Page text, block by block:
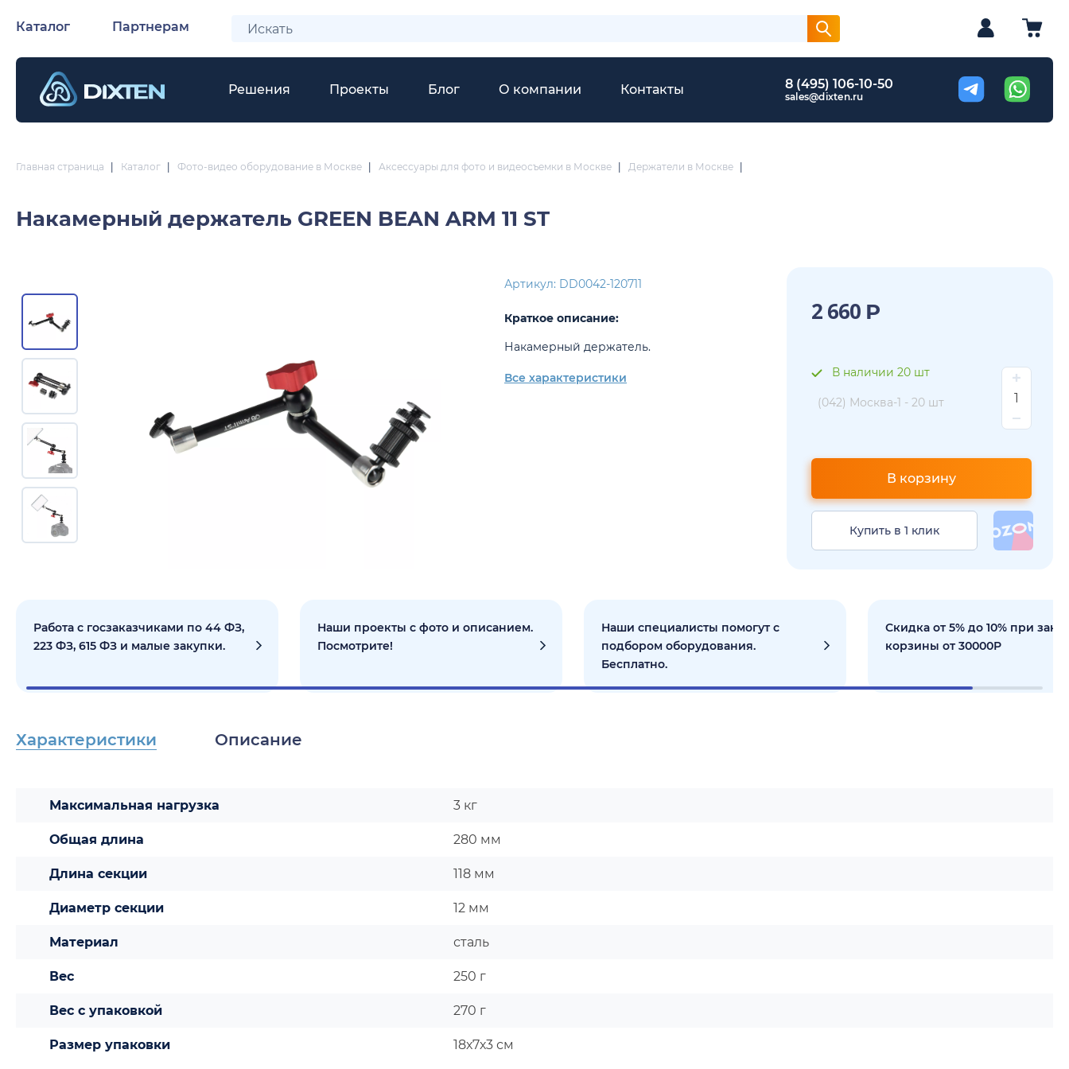
Каталог Партнерам
Решения Проекты Блог О компании Контакты 8 (495) 106-10-50
sales@dixten.ru
Главная страница Каталог Фото-видео оборудование в Москве Аксессуары для фото и видеосъемки в Москве Держатели в Москве
Накамерный держатель GREEN BEAN ARM 11 ST
Артикул: DD0042-120711
Краткое описание:
Накамерный держатель.
Все характеристики
2 660 Р
В наличии 20 шт
(042) Москва-1 - 20 шт
В корзину
Купить в 1 клик
Работа с госзаказчиками по 44 ФЗ,
223 ФЗ, 615 ФЗ и малые закупки.
Наши проекты с фото и описанием.
Посмотрите!
Наши специалисты помогут с
подбором оборудования.
Бесплатно.
Скидка от 5% до 10% при
корзины от 30000Р
Характеристики Описание
Максимальная нагрузка 3 кг
Общая длина 280 мм
Длина секции 118 мм
Диаметр секции 12 мм
Материал сталь
Вес 250 г
Вес с упаковкой 270 г
Размер упаковки 18х7х3 см